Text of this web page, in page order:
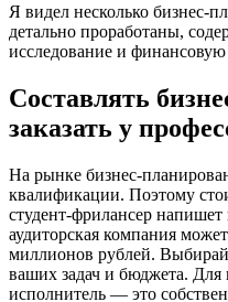
Я видел несколько
детально проработаны,
исследование и
Составлять
заказать у
На рынке бизнес-
квалификации. Поэтому
студент-фрилансер
аудиторская компания
миллионов рублей.
ваших задач и бюджета. Для
исполнитель — это